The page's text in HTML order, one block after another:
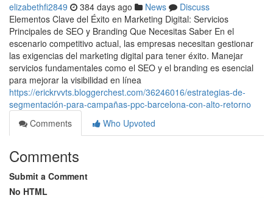
elizabethfi2849 384 days ago News
Discuss
Elementos Clave del Éxito en Marketing Digital: Servicios
Principales de SEO y Branding Que Necesitas Saber En el
escenario competitivo actual, las empresas necesitan gestionar
las exigencias del marketing digital para tener éxito. Manejar
servicios fundamentales como el SEO y el branding es esencial
para mejorar la visibilidad en línea
https://erickrvvts.bloggerchest.com/36246016/estrategias-de-
segmentación-para-campañas-ppc-barcelona-con-alto-retorno
Comments
Who Upvoted
Comments
Submit a Comment
No HTML